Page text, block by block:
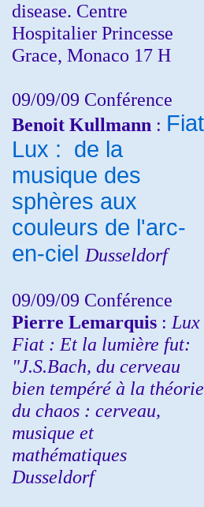
disease. Centre
Hospitalier Princesse
Grace, Monaco 17 H
09/09/09 Conférence
Benoit Kullmann : Fiat
Lux : de la
musique des
sphères aux
couleurs de l'arc-
en-ciel Dusseldorf
09/09/09 Conférence
Pierre Lemarquis : Lux
Fiat : Et la lumière fut:
"J.S.Bach, du cerveau
bien tempéré à la théorie
du chaos : cerveau,
musique et
mathématiques
Dusseldorf